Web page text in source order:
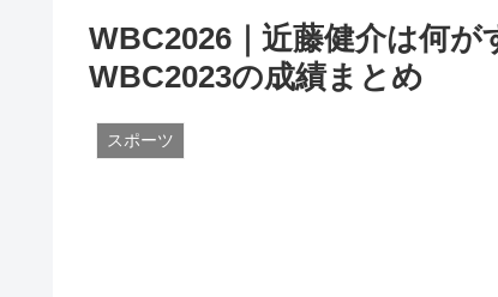
WBC2026｜近藤健介は何が
WBC2023の成績まとめ
スポーツ